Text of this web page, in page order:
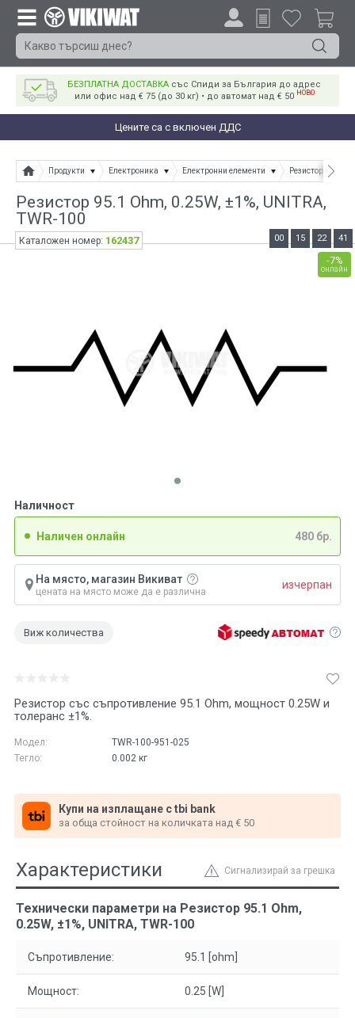
БЕЗПЛАТНА ДОСТАВКА със Спиди за България до адрес
или офис над € 75 (до 30 кг) • до автомат над € 50 НОВО
Цените са с включен ДДС
Продукти Електроника Електронни елементи Резистори
Резистор 95.1 Ohm, 0.25W, ±1%, UNITRA,
ТWR-100
Резистор със съпротивление 95.1 Ohm, мощност 0.25W и
толеранс ±1%.
Модел:
ТWR-100-951-025
Тегло:
0.002 кг
Купи на изплащане с tbi bank
за обща стойност на количката над € 50
Наличност
Наличен онлайн 480 бр.
На място, магазин Викиват
цената на място може да е различна
изчерпан
Виж количества
-7%
онлайн
00 15 22 41
Каталожен номер: 162437
Сигнализирай за грешка
Характеристики
Технически параметри на Резистор 95.1 Ohm,
0.25W, ±1%, UNITRA, ТWR-100
Съпротивление: 95.1 [ohm]
Мощност: 0.25 [W]